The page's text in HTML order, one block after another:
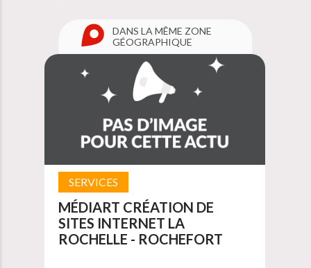
DANS LA MÊME ZONE
GÉOGRAPHIQUE
SERVICES
MÉDIART CRÉATION DE
SITES INTERNET LA
ROCHELLE - ROCHEFORT